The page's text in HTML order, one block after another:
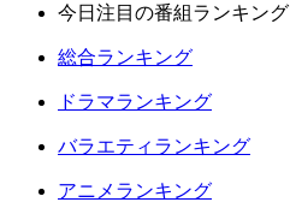
今日注目の番組ランキング
総合ランキング
ドラマランキング
バラエティランキング
アニメランキング